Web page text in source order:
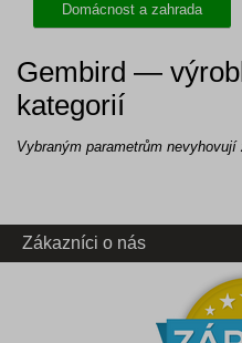
Domácnost a zahrada
Gembird —
kategorií
Vybraným parametrům nevyhovují
Zákazníci o nás